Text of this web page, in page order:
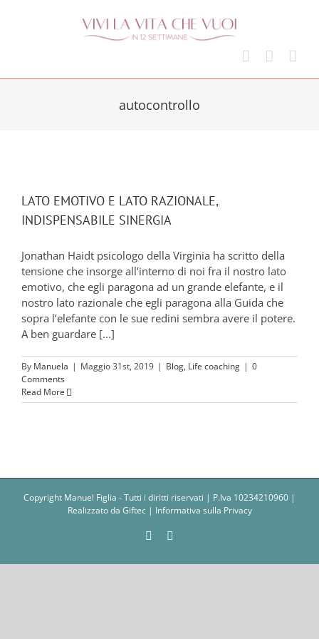
autocontrollo
LATO EMOTIVO E LATO RAZIONALE,
INDISPENSABILE SINERGIA
Jonathan Haidt psicologo della Virginia ha scritto della
tensione che insorge all’interno di noi fra il nostro lato
emotivo, che egli paragona ad un grande elefante, e il
nostro lato razionale che egli paragona alla Guida che
sopra l’elefante con le sue redini sembra avere il potere.
A ben guardare [...]
By Manuela | Maggio 31st, 2019 | Blog, Life coaching | 0
Comments
Read More
Copyright Manuel Figlia - Tutti i diritti riservati | P.Iva 10234210960 |
Realizzato da Giftec| Informativa sulla Privacy
Facebook